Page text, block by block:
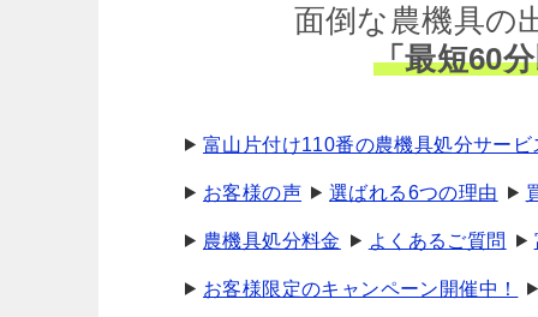
面倒な農機具の
「最短60
富山片付け110番の農機具処分サービ
お客様の声 選ばれる6つの理由
農機具処分料金 よくあるご質問
お客様限定のキャンペーン開催中！